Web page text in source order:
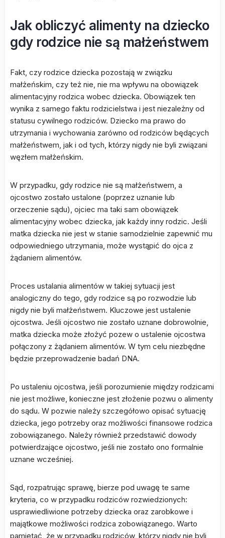
Jak obliczyć alimenty na dziecko
gdy rodzice nie są małżeństwem
Fakt, czy rodzice dziecka pozostają w związku
małżeńskim, czy też nie, nie ma wpływu na obowiązek
alimentacyjny rodzica wobec dziecka. Obowiązek ten
wynika z samego faktu rodzicielstwa i jest niezależny od
statusu cywilnego rodziców. Dziecko ma prawo do
utrzymania i wychowania zarówno od rodziców będących
małżeństwem, jak i od tych, którzy nigdy nie byli związani
węzłem małżeńskim.
W przypadku, gdy rodzice nie są małżeństwem, a
ojcostwo zostało ustalone (poprzez uznanie lub
orzeczenie sądu), ojciec ma taki sam obowiązek
alimentacyjny wobec dziecka, jak każdy inny rodzic. Jeśli
matka dziecka nie jest w stanie samodzielnie zapewnić mu
odpowiedniego utrzymania, może wystąpić do ojca z
żądaniem alimentów.
Proces ustalania alimentów w takiej sytuacji jest
analogiczny do tego, gdy rodzice są po rozwodzie lub
nigdy nie byli małżeństwem. Kluczowe jest ustalenie
ojcostwa. Jeśli ojcostwo nie zostało uznane dobrowolnie,
matka dziecka może złożyć pozew o ustalenie ojcostwa
połączony z żądaniem alimentów. W tym celu niezbędne
będzie przeprowadzenie badań DNA.
Po ustaleniu ojcostwa, jeśli porozumienie między rodzicami
nie jest możliwe, konieczne jest złożenie pozwu o alimenty
do sądu. W pozwie należy szczegółowo opisać sytuację
dziecka, jego potrzeby oraz możliwości finansowe rodzica
zobowiązanego. Należy również przedstawić dowody
potwierdzające ojcostwo, jeśli nie zostało ono formalnie
uznane wcześniej.
Sąd, rozpatrując sprawę, bierze pod uwagę te same
kryteria, co w przypadku rodziców rozwiedzionych:
usprawiedliwione potrzeby dziecka oraz zarobkowe i
majątkowe możliwości rodzica zobowiązanego. Warto
pamiętać, że w przypadku rodziców, którzy nigdy nie byli